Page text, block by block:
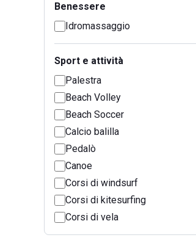
Benessere
Idromassaggio
Sport e attività
Palestra
Beach Volley
Beach Soccer
Calcio balilla
Pedalò
Canoe
Corsi di windsurf
Corsi di kitesurfing
Corsi di vela